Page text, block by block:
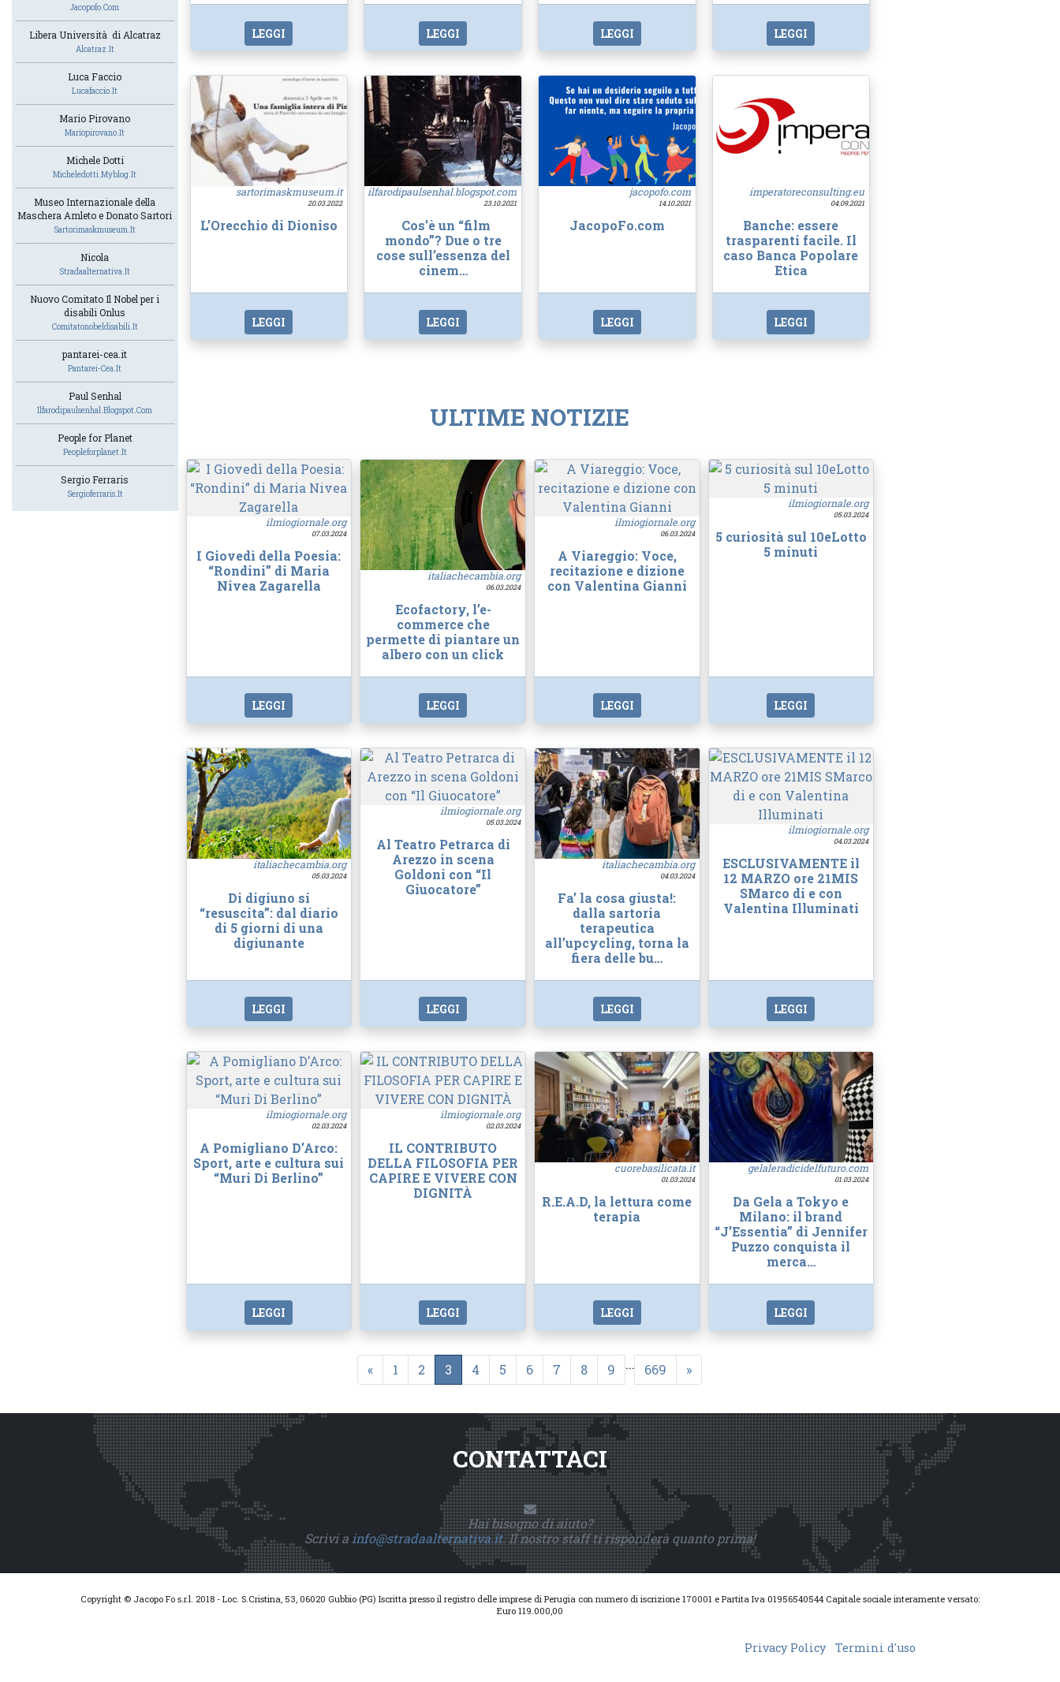
Jacopofo.com
Libera Università di Alcatraz
Alcatraz.it
Luca Faccio
Lucafaccio.it
Mario Pirovano
Mariopirovano.it
Michele Dotti
Micheledotti.myblog.it
Museo Internazionale della
Maschera Amleto e Donato Sartori
Sartorimaskmuseum.it
Nicola
Stradaalternativa.it
Nuovo Comitato Il Nobel per i
disabili Onlus
Comitatonobeldisabili.it
pantarei-cea.it
Pantarei-Cea.it
Paul Senhal
Ilfarodipaulsenhal.blogspot.com
People for Planet
Peopleforplanet.it
Sergio Ferraris
Sergioferraris.it
LEGGI LEGGI LEGGI LEGGI
sartorimaskmuseum.it
20.03.2022
L’Orecchio di Dioniso
LEGGI
ilfarodipaulsenhal.blogspot.com
23.10.2021
Cos’è un “film
mondo”? Due o tre
cose sull’essenza del
cinem…
LEGGI
jacopofo.com
14.10.2021
JacopoFo.com
LEGGI
imperatoreconsulting.eu
04.09.2021
Banche: essere
trasparenti facile. Il
caso Banca Popolare
Etica
LEGGI
ULTIME NOTIZIE
ilmiogiornale.org
07.03.2024
I Giovedì della Poesia:
“Rondini” di Maria
Nivea Zagarella
LEGGI
italiachecambia.org
06.03.2024
Ecofactory, l’e-
commerce che
permette di piantare un
albero con un click
LEGGI
ilmiogiornale.org
06.03.2024
A Viareggio: Voce,
recitazione e dizione
con Valentina Gianni
LEGGI
ilmiogiornale.org
05.03.2024
5 curiosità sul 10eLotto
5 minuti
LEGGI
italiachecambia.org
05.03.2024
Di digiuno si
“resuscita”: dal diario
di 5 giorni di una
digiunante
LEGGI
ilmiogiornale.org
05.03.2024
Al Teatro Petrarca di
Arezzo in scena
Goldoni con “Il
Giuocatore”
LEGGI
italiachecambia.org
04.03.2024
Fa’ la cosa giusta!:
dalla sartoria
terapeutica
all’upcycling, torna la
fiera delle bu…
LEGGI
ilmiogiornale.org
04.03.2024
ESCLUSIVAMENTE il
12 MARZO ore 21MIS
SMarco di e con
Valentina Illuminati
LEGGI
ilmiogiornale.org
02.03.2024
A Pomigliano D’Arco:
Sport, arte e cultura sui
“Muri Di Berlino”
LEGGI
ilmiogiornale.org
02.03.2024
IL CONTRIBUTO
DELLA FILOSOFIA PER
CAPIRE E VIVERE CON
DIGNITÀ
LEGGI
cuorebasilicata.it
01.03.2024
R.E.A.D, la lettura come
terapia
LEGGI
gelaleradicidelfuturo.com
01.03.2024
Da Gela a Tokyo e
Milano: il brand
“J’Essentia” di Jennifer
Puzzo conquista il
merca…
LEGGI
« 1 2 3 4 5 6 7 8 9 ... 669 »
CONTATTACI
Hai bisogno di aiuto?
Scrivi a info@stradaalternativa.it. Il nostro staff ti risponderà quanto prima!
Copyright © Jacopo Fo s.r.l. 2018 - Loc. S.Cristina, 53, 06020 Gubbio (PG) Iscritta presso il registro delle imprese di Perugia con numero di iscrizione 170001 e Partita Iva 01956540544 Capitale sociale interamente versato:
Euro 119.000,00
Privacy Policy Termini d'uso